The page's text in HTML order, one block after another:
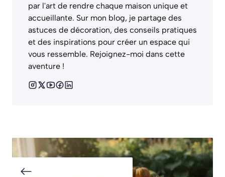
par l'art de rendre chaque maison unique et
accueillante. Sur mon blog, je partage des
astuces de décoration, des conseils pratiques
et des inspirations pour créer un espace qui
vous ressemble. Rejoignez-moi dans cette
aventure !